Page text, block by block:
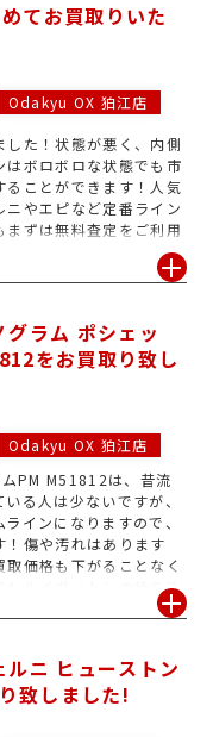
てお買取りいた
Odakyu OX 狛江店
た！状態が悪く、内側
ボロボロな状態でも市
ことができます！人気
やエピなど定番ライン
ずは無料査定をご利用
ラム ポシェッ
をお買取り致し
Odakyu OX 狛江店
PM M51812は、昔流
る人は少ないですが、
インになりますので、
傷や汚れはあります
価格も下がることなく
もルイヴィトンの持ち込
ニ ヒューストン
致しました!